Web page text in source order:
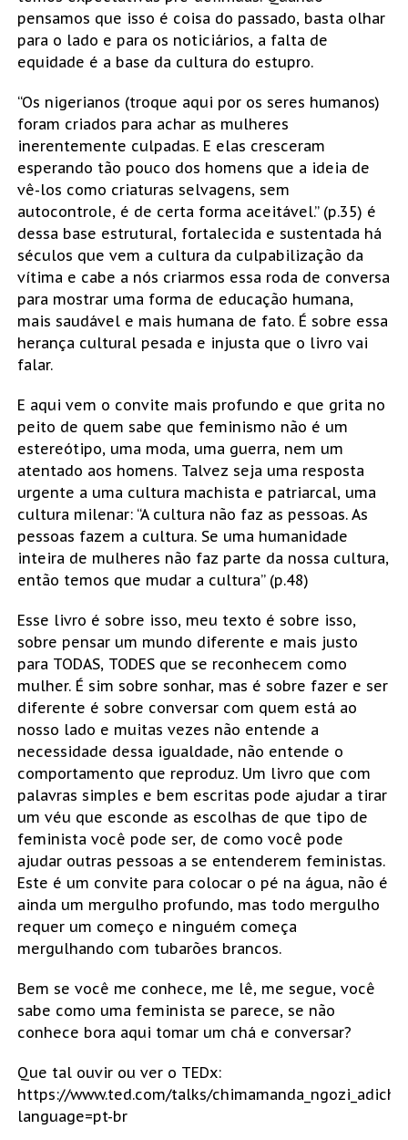
pensamos que isso é coisa do passado, basta olhar
para o lado e para os noticiários, a falta de
equidade é a base da cultura do estupro.
“Os nigerianos (troque aqui por os seres humanos)
foram criados para achar as mulheres
inerentemente culpadas. E elas cresceram
esperando tão pouco dos homens que a ideia de
vê-los como criaturas selvagens, sem
autocontrole, é de certa forma aceitável.” (p.35) é
dessa base estrutural, fortalecida e sustentada há
séculos que vem a cultura da culpabilização da
vítima e cabe a nós criarmos essa roda de conversa
para mostrar uma forma de educação humana,
mais saudável e mais humana de fato. É sobre essa
herança cultural pesada e injusta que o livro vai
falar.
E aqui vem o convite mais profundo e que grita no
peito de quem sabe que feminismo não é um
estereótipo, uma moda, uma guerra, nem um
atentado aos homens. Talvez seja uma resposta
urgente a uma cultura machista e patriarcal, uma
cultura milenar: “A cultura não faz as pessoas. As
pessoas fazem a cultura. Se uma humanidade
inteira de mulheres não faz parte da nossa cultura,
então temos que mudar a cultura” (p.48)
Esse livro é sobre isso, meu texto é sobre isso,
sobre pensar um mundo diferente e mais justo
para TODAS, TODES que se reconhecem como
mulher. É sim sobre sonhar, mas é sobre fazer e ser
diferente é sobre conversar com quem está ao
nosso lado e muitas vezes não entende a
necessidade dessa igualdade, não entende o
comportamento que reproduz. Um livro que com
palavras simples e bem escritas pode ajudar a tirar
um véu que esconde as escolhas de que tipo de
feminista você pode ser, de como você pode
ajudar outras pessoas a se entenderem feministas.
Este é um convite para colocar o pé na água, não é
ainda um mergulho profundo, mas todo mergulho
requer um começo e ninguém começa
mergulhando com tubarões brancos.
Bem se você me conhece, me lê, me segue, você
sabe como uma feminista se parece, se não
conhece bora aqui tomar um chá e conversar?
Que tal ouvir ou ver o TEDx:
https://www.ted.com/talks/
language=pt-br